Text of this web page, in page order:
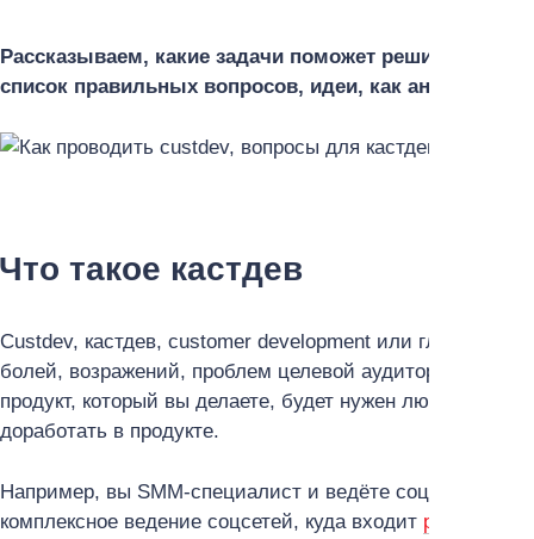
Рассказываем, какие задачи поможет решить
список правильных вопросов, идеи, как
Что такое кастдев
Custdev, кастдев, customer development или
болей, возражений, проблем целевой аудитории. Такое
продукт, который вы делаете, будет нужен людям,
доработать в продукте.
Например, вы SMM-специалист и ведёте соцсети
комплексное ведение соцсетей, куда входит